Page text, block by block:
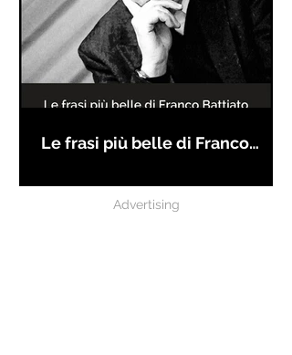
Le frasi più belle di Franco
Advertising